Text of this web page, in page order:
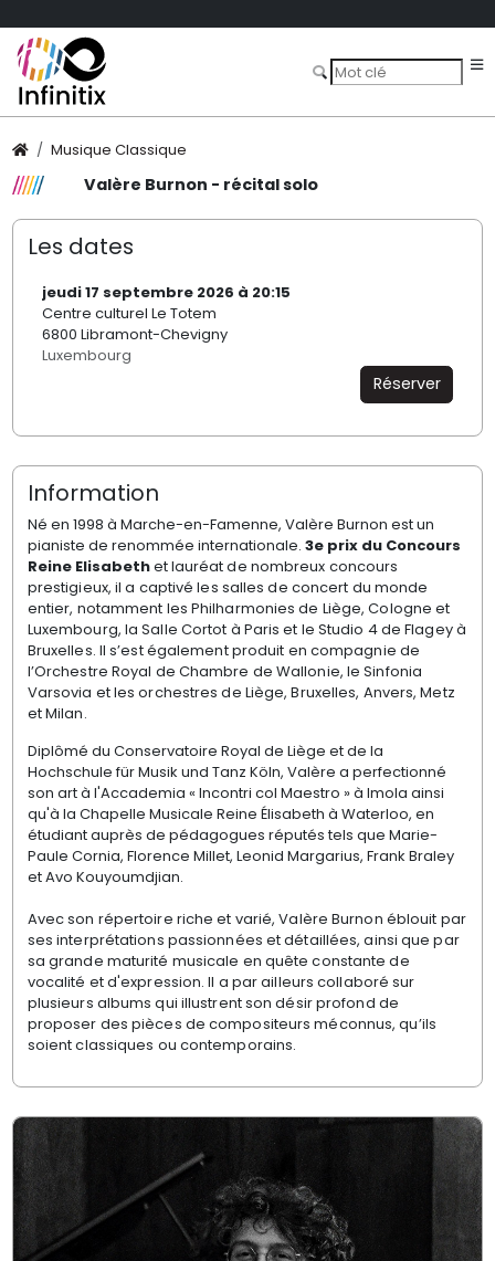
Musique Classique
Valère Burnon - récital solo
Les dates
jeudi 17 septembre 2026 à 20:15
Centre culturel Le Totem
6800 Libramont-Chevigny
Luxembourg
Réserver
Information
Né en 1998 à Marche-en-Famenne, Valère Burnon est un
pianiste de renommée internationale. 3e prix du Concours
Reine Elisabethet lauréat de nombreux concours
prestigieux, il a captivé les salles de concert du monde
entier, notamment les Philharmonies de Liège, Cologne et
Luxembourg, la Salle Cortot à Paris et le Studio 4 de Flagey à
Bruxelles. Il s’est également produit en compagnie de
l’Orchestre Royal de Chambre de Wallonie, le Sinfonia
Varsovia et les orchestres de Liège, Bruxelles, Anvers, Metz
et Milan.
Diplômé du Conservatoire Royal de Liège et de la
Hochschule für Musik und Tanz Köln, Valère a perfectionné
son art à l'Accademia « Incontri col Maestro » à Imola ainsi
qu'à la Chapelle Musicale Reine Élisabeth à Waterloo, en
étudiant auprès de pédagogues réputés tels que Marie-
Paule Cornia, Florence Millet, Leonid Margarius, Frank Braley
et Avo Kouyoumdjian.
Avec son répertoire riche et varié, Valère Burnon éblouit par
ses interprétations passionnées et détaillées, ainsi que par
sa grande maturité musicale en quête constante de
vocalité et d'expression. Il a par ailleurs collaboré sur
plusieurs albums qui illustrent son désir profond de
proposer des pièces de compositeurs méconnus, qu’ils
soient classiques ou contemporains.